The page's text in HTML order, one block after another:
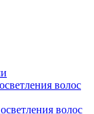
волос
волос